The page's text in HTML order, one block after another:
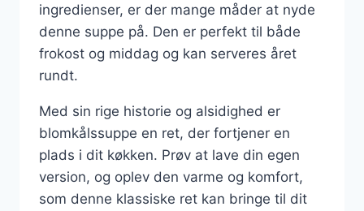
ingredienser, er der mange måder at nyde
denne suppe på. Den er perfekt til både
frokost og middag og kan serveres året
rundt.
Med sin rige historie og alsidighed er
blomkålssuppe en ret, der fortjener en
plads i dit køkken. Prøv at lave din egen
version, og oplev den varme og komfort,
som denne klassiske ret kan bringe til dit